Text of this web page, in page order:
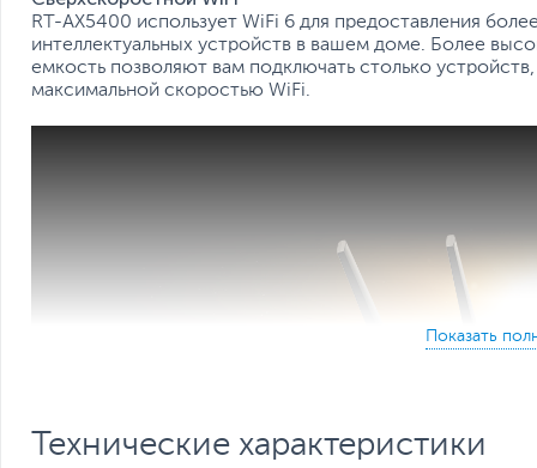
RT-AX5400 использует WiFi 6 для предоставления
интеллектуальных устройств в вашем доме. Более
емкость позволяют вам подключать столько
максимальной скоростью WiFi.
Технические характеристики